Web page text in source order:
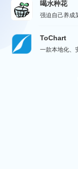
喝水种花
ToChart